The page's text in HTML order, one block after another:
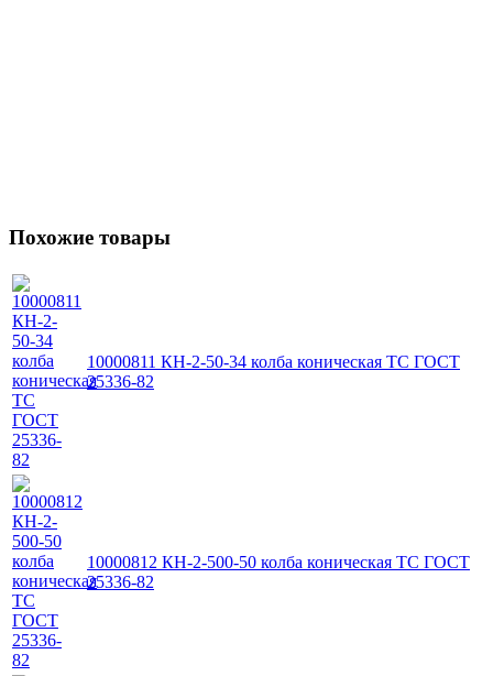
Похожие товары
10000811 КН-2-50-34 колба коническая ТС ГОСТ
25336-82
10000812 КН-2-500-50 колба коническая ТС ГОСТ
25336-82